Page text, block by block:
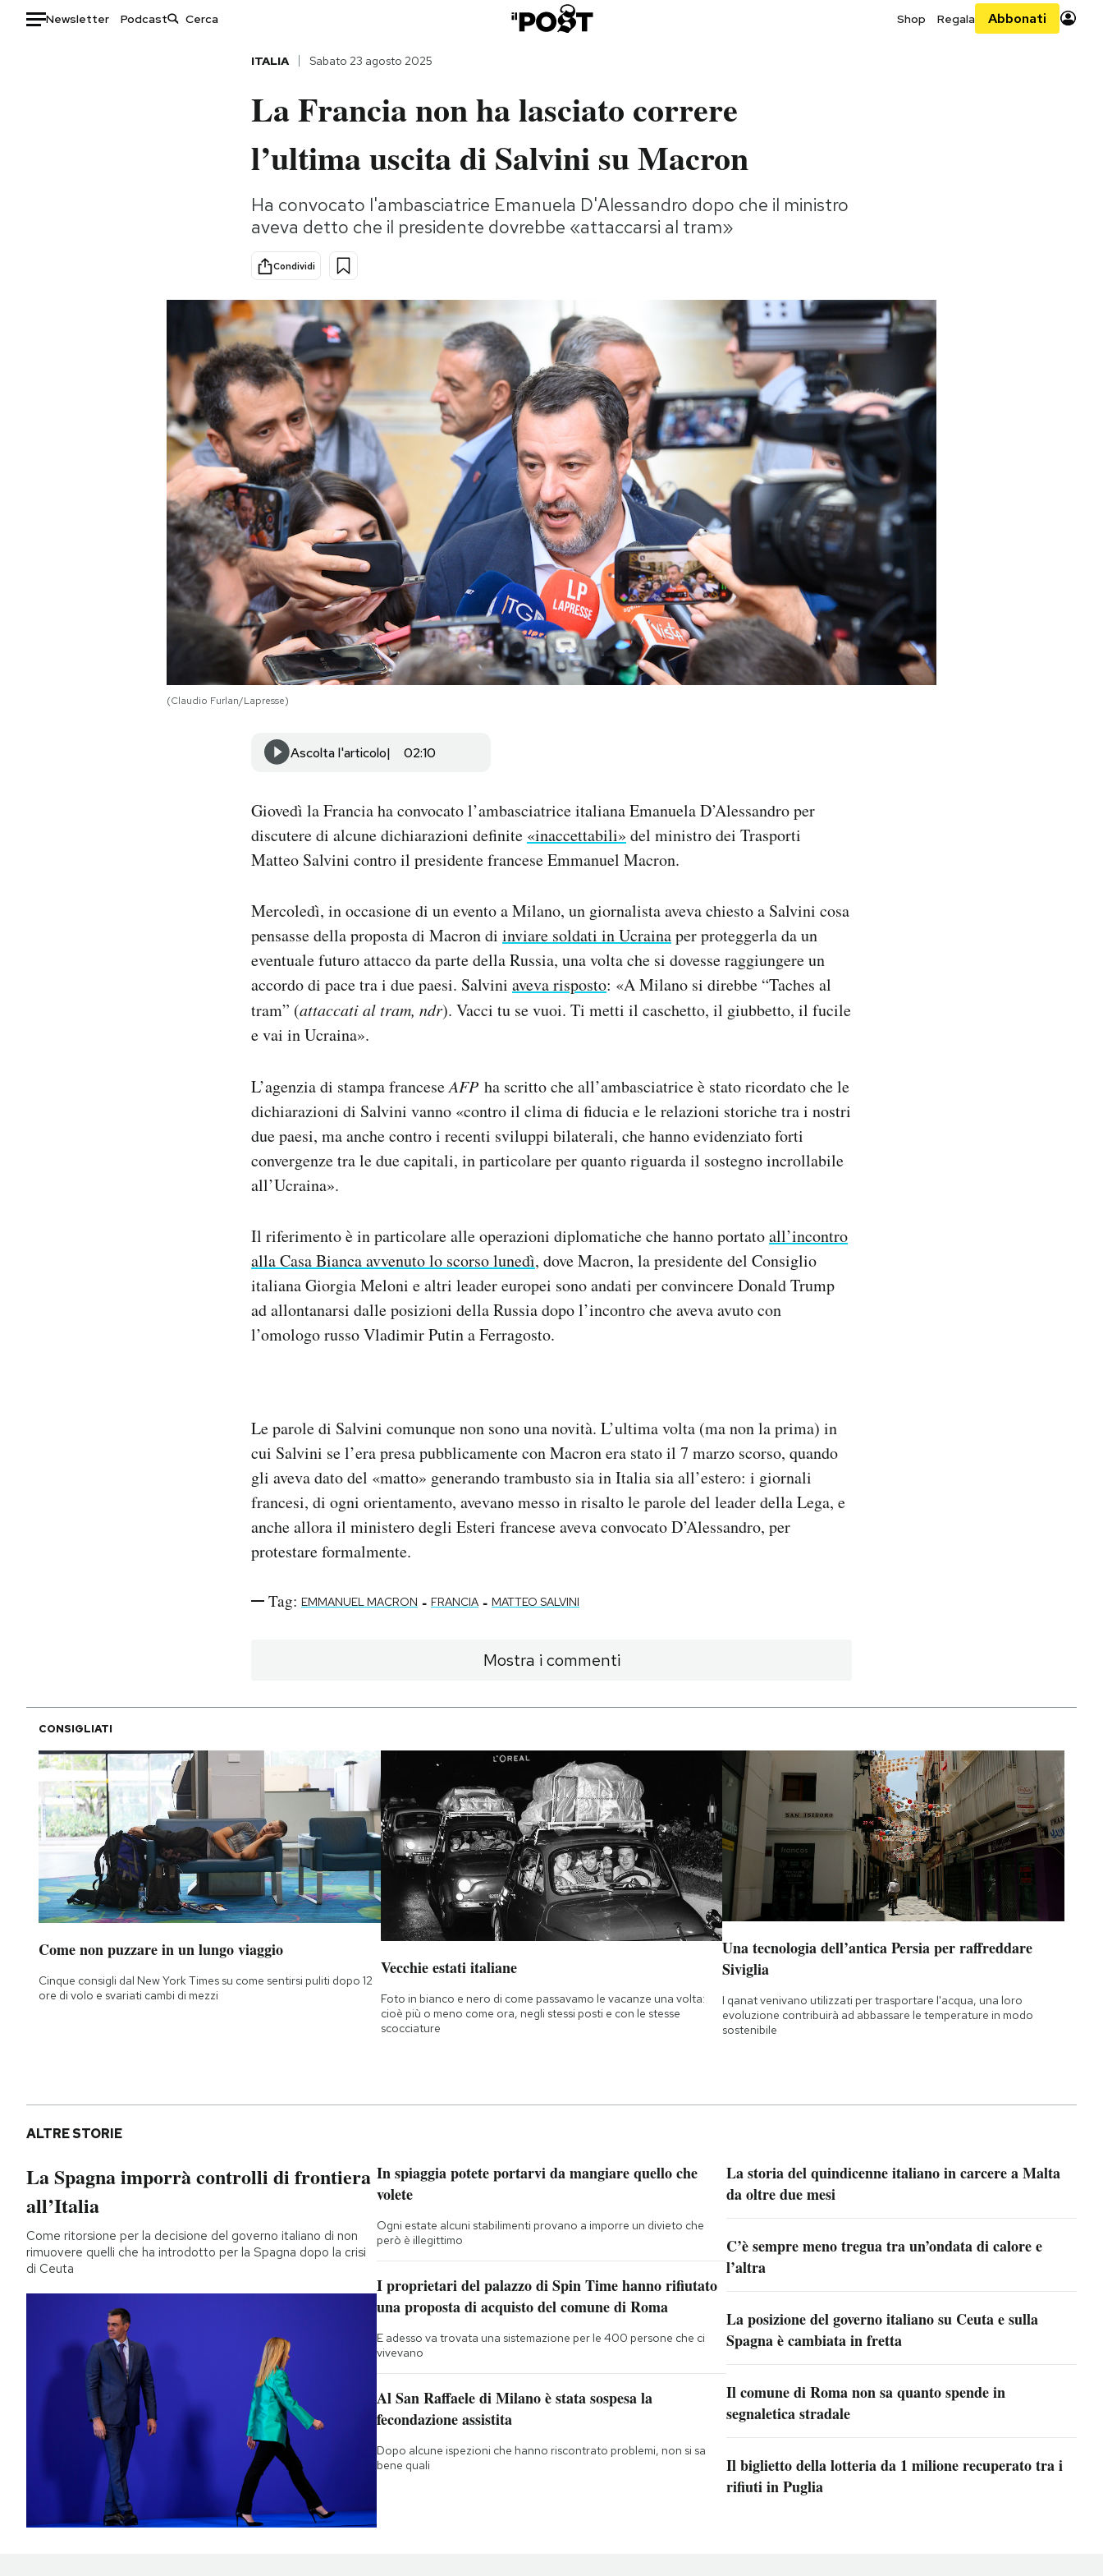
Newsletter Podcast Shop Regala Abbonati
Storie/Idee
Ok Boomer!
Altrecose
Mondiali calcio 2026
ITALIA Sabato 23 agosto 2025
La Francia non ha lasciato correre
l’ultima uscita di Salvini su Macron
Ha convocato l'ambasciatrice Emanuela D'Alessandro dopo che il ministro
aveva detto che il presidente dovrebbe «attaccarsi al tram»
Condividi
(Claudio Furlan/Lapresse)
Ascolta l'articolo 02:10
Giovedì la Francia ha convocato l’ambasciatrice italiana Emanuela D’Alessandro per
discutere di alcune dichiarazioni definite «inaccettabili» del ministro dei Trasporti
Matteo Salvini contro il presidente francese Emmanuel Macron.
Mercoledì, in occasione di un evento a Milano, un giornalista aveva chiesto a Salvini cosa
pensasse della proposta di Macron di inviare soldati in Ucrainaper proteggerla da un
eventuale futuro attacco da parte della Russia, una volta che si dovesse raggiungere un
accordo di pace tra i due paesi. Salvini aveva risposto: «A Milano si direbbe “Taches al
tram” (attaccati al tram, ndr). Vacci tu se vuoi. Ti metti il caschetto, il giubbetto, il fucile
e vai in Ucraina».
L’agenzia di stampa franceseAFP ha scritto che all’ambasciatrice è stato ricordato che le
dichiarazioni di Salvini vanno «contro il clima di fiducia e le relazioni storiche tra i nostri
due paesi, ma anche contro i recenti sviluppi bilaterali, che hanno evidenziato forti
convergenze tra le due capitali, in particolare per quanto riguarda il sostegno incrollabile
all’Ucraina».
Il riferimento è in particolare alle operazioni diplomatiche che hanno portatoall’incontro
alla Casa Bianca avvenuto lo scorso lunedì, dove Macron, la presidente del Consiglio
italiana Giorgia Meloni e altri leader europei sono andati per convincere Donald Trump
ad allontanarsi dalle posizioni della Russia dopo l’incontro che aveva avuto con
l’omologo russo Vladimir Putin a Ferragosto.
Le parole di Salvini comunque non sono una novità. L’ultima volta (ma non la prima) in
cui Salvini se l’era presa pubblicamente con Macron era stato il 7 marzo scorso, quando
gli aveva dato del «matto» generando trambusto sia in Italia sia all’estero: i giornali
francesi, di ogni orientamento, avevano messo in risalto le parole del leader della Lega, e
anche allora il ministero degli Esteri francese aveva convocato D’Alessandro, per
protestare formalmente.
Tag: EMMANUEL MACRON - FRANCIA - MATTEO SALVINI
Mostra i commenti
CONSIGLIATI
Come non puzzare in un lungo viaggio
Cinque consigli dal New York Times su come sentirsi puliti dopo 12
ore di volo e svariati cambi di mezzi
Vecchie estati italiane
Foto in bianco e nero di come passavamo le vacanze una volta:
cioè più o meno come ora, negli stessi posti e con le stesse
scocciature
Una tecnologia dell’antica Persia per raffreddare
Siviglia
I qanat venivano utilizzati per trasportare l'acqua, una loro
evoluzione contribuirà ad abbassare le temperature in modo
sostenibile
ALTRE STORIE
La Spagna imporrà controlli di frontiera
all’Italia
Come ritorsione per la decisione del governo italiano di non
rimuovere quelli che ha introdotto per la Spagna dopo la crisi
di Ceuta
In spiaggia potete portarvi da mangiare quello che
volete
Ogni estate alcuni stabilimenti provano a imporre un divieto che
però è illegittimo
I proprietari del palazzo di Spin Time hanno rifiutato
una proposta di acquisto del comune di Roma
E adesso va trovata una sistemazione per le 400 persone che ci
vivevano
Al San Raffaele di Milano è stata sospesa la
fecondazione assistita
Dopo alcune ispezioni che hanno riscontrato problemi, non si sa
bene quali
La storia del quindicenne italiano in carcere a Malta
da oltre due mesi
C’è sempre meno tregua tra un’ondata di calore e
l’altra
La posizione del governo italiano su Ceuta e sulla
Spagna è cambiata in fretta
Il comune di Roma non sa quanto spende in
segnaletica stradale
Il biglietto della lotteria da 1 milione recuperato tra i
rifiuti in Puglia